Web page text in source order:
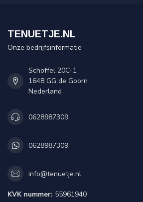
TENUETJE.NL
Onze bedrijfsinformatie
Schoffel 20C-1
1648 GG de Goorn
Nederland
0628987309
0628987309
info@tenuetje.nl
KVK nummer: 55961940